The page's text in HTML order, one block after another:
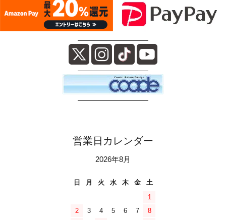
――――――――――
――――――――――
――――――――――
営業日カレンダー
2026年8月
日 月 火 水 木 金
土
1
2
3 4 5 6 7
8